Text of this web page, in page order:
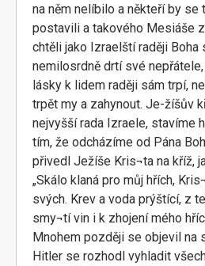
na něm nelíbilo a někteří by se
postavili a takového Mesiáše
chtěli jako Izraelští raději Boha
nemilosrdně drtí své
lásky k lidem raději sám trpí,
trpět my a zahynout. Je-žíšův
nejvyšší rada Izraele, stavíme
tím, že odcházíme od Pána
přivedl Ježíše Kris¬ta na kříž,
„Skálo klaná pro můj hřích,
svých. Krev a voda prýštící, z
smy¬tí vin i k zhojení mého
Mnohem později se objevil na
Hitler se rozhodl vyhladit